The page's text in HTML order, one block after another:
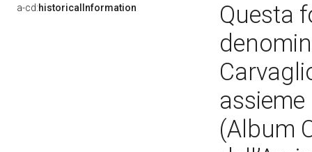
a-cd:historicalInformation
Questa
(Album